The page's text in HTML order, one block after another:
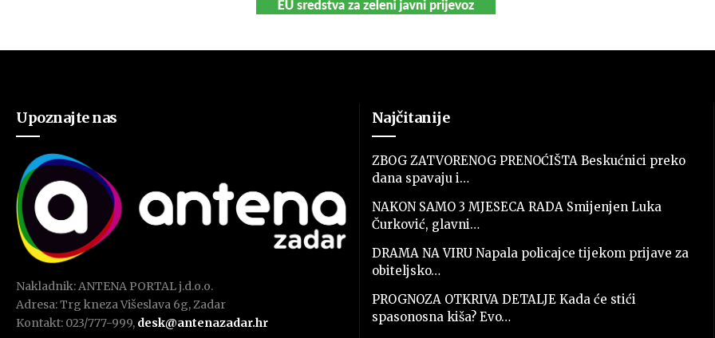
Upoznajte nas
Nakladnik: ANTENA PORTAL j.d.o.o.
Adresa: Trg kneza Višeslava 6g, Zadar
Kontakt: 023/777-999, desk@antenazadar.hr
Najčitanije
ZBOG ZATVORENOG PRENOĆIŠTA Beskućnici preko
dana spavaju i…
NAKON SAMO 3 MJESECA RADA Smijenjen Luka
Čurković, glavni…
DRAMA NA VIRU Napala policajce tijekom prijave za
obiteljsko…
PROGNOZA OTKRIVA DETALJE Kada će stići
spasonosna kiša? Evo…